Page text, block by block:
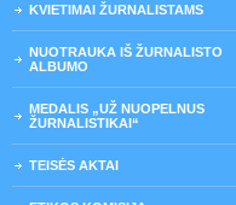
KVIETIMAI ŽURNALISTAMS
NUOTRAUKA IŠ ŽURNALISTO
ALBUMO
MEDALIS „UŽ NUOPELNUS
ŽURNALISTIKAI“
TEISĖS AKTAI